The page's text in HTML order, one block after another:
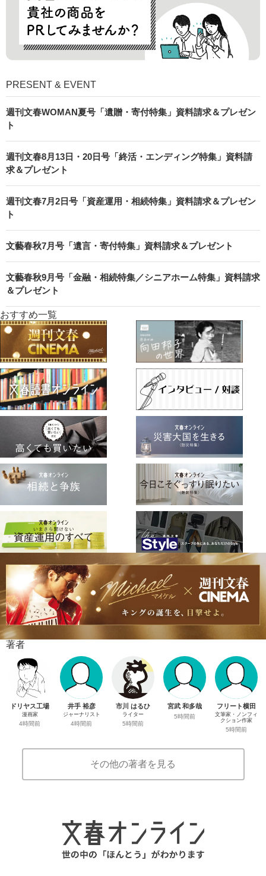
PRESENT & EVENT
週刊文春WOMAN夏号「遺贈・寄付特集」資料請求＆プレゼン
ト
週刊文春8月13日・20日号「終活・エンディング特集」資料請
求＆プレゼント
週刊文春7月2日号「資産運用・相続特集」資料請求＆プレゼン
ト
文藝春秋7月号「遺言・寄付特集」資料請求＆プレゼント
文藝春秋9月号「金融・相続特集／シニアホーム特集」資料請求
＆プレゼント
おすすめ一覧
著者
ドリヤス工場
漫画家
4時間前
井手 裕彦
ジャーナリスト
4時間前
市川 はるひ
ライター
5時間前
宮武 和多哉
5時間前
フリート横田
文筆家・ノンフィ
クション作家
5時間前
その他の著者を見る